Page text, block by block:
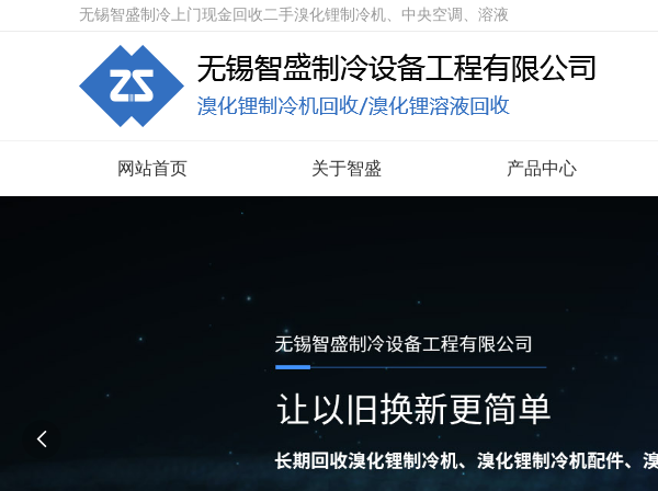
无锡智盛制冷上门现金回收二手溴化锂制冷机、中央空调、溶液
网站首页 关于智盛 产品中心
